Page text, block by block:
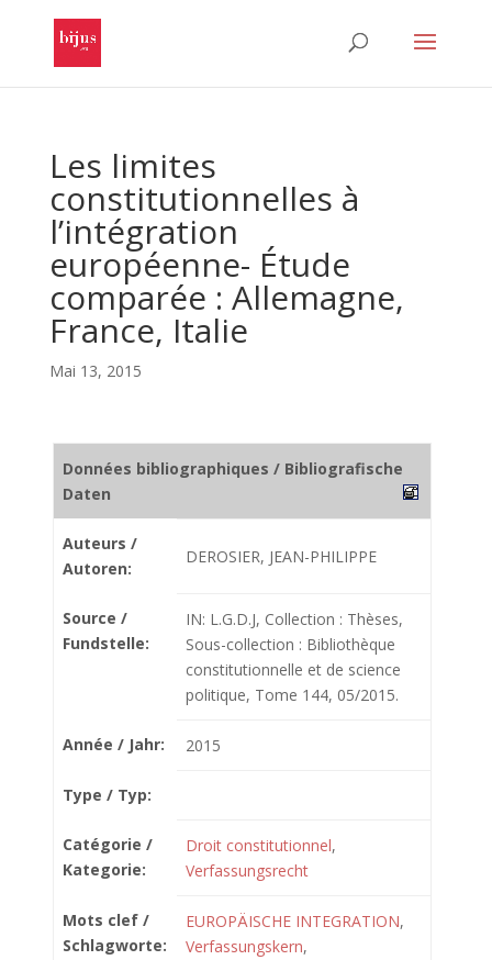
Les limites
constitutionnelles à
l’intégration
européenne- Étude
comparée : Allemagne,
France, Italie
Mai 13, 2015
Données bibliographiques / Bibliografische
Daten
Auteurs /
Autoren:
DEROSIER, JEAN-PHILIPPE
Source /
Fundstelle:
IN: L.G.D.J, Collection : Thèses,
Sous-collection : Bibliothèque
constitutionnelle et de science
politique, Tome 144, 05/2015.
Année / Jahr: 2015
Type / Typ:
Catégorie /
Kategorie:
Droit constitutionnel,
Verfassungsrecht
Mots clef /
Schlagworte:
EUROPÄISCHE INTEGRATION,
Verfassungskern,